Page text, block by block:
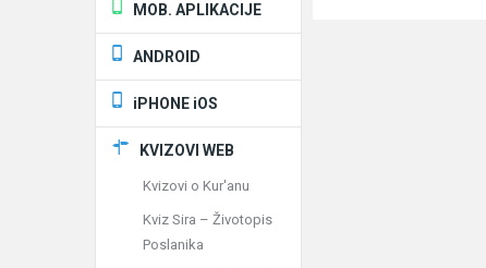
MOB. APLIKACIJE
ANDROID
iPHONE iOS
KVIZOVI WEB
Kvizovi o Kur'anu
Kviz Sira – Životopis
Poslanika